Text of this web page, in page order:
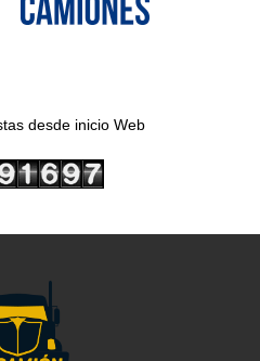
desde inicio Web